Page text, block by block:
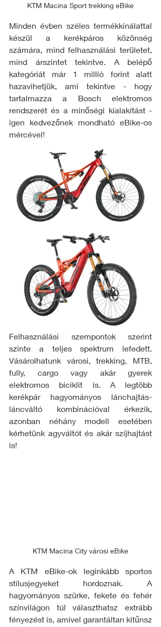
KTM Macina Sport trekking eBike
Minden évben széles termékkínálattal
készül a kerékpáros közönség
számára, mind felhasználási területet,
mind árszintet tekintve. A belépő
kategóriát már 1 millió forint alatt
hazavihetjük, ami tekintve - hogy
tartalmazza a Bosch elektromos
rendszerét és a minőségi kialakítást -
igen kedvezőnek mondható eBike-os
mércével!
Felhasználási szempontok szerint
szinte a teljes spektrum lefedett.
Vásárolhatunk városi, trekking, MTB,
fully, cargo vagy akár gyerek
elektromos biciklit is. A legtöbb
kerékpár hagyományos lánchajtás-
láncváltó kombinációval érkezik,
azonban néhány modell esetében
kérhetünk agyváltót és akár szíjhajtást
is!
KTM Macina City városi eBike
A KTM eBike-ok leginkább sportos
stílusjegyeket hordoznak. A
hagyományos szürke, fekete és fehér
színvilágon túl választhatsz extrább
fényezést is, amivel garantáltan kitűnsz